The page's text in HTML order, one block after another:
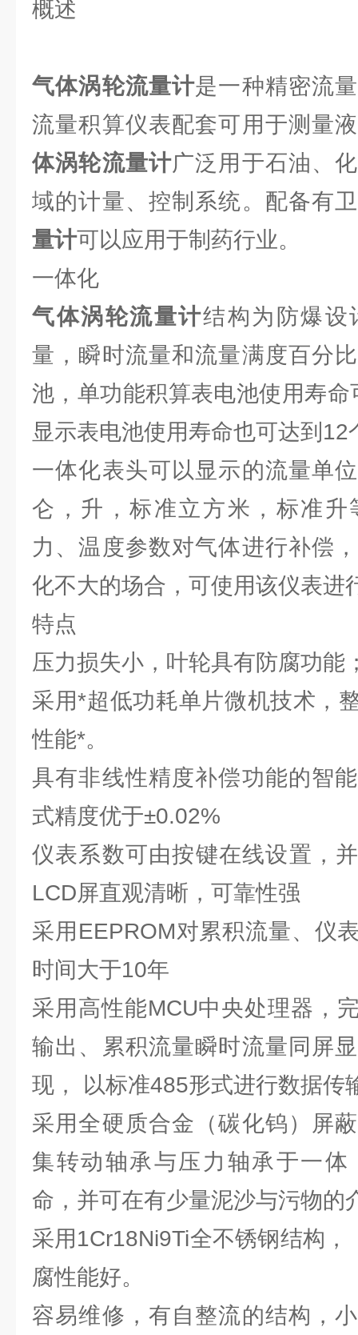
概述
气体涡轮流量计是一种精密流
流量积算仪表配套可用于测量
体涡轮流量计广泛用于石油、
域的计量、控制系统。配备有
量计可以应用于制药行业。
一体化
气体涡轮流量计结构为防爆设
量，瞬时流量和流量满度百分
池，单功能积算表电池使用寿
显示表电池使用寿命也可达到12
一体化表头可以显示的流量单
仑，升，标准立方米，标准
力、温度参数对气体进行补偿
化不大的场合，可使用该仪表进
特点
压力损失小，叶轮具有防腐功能
采用*超低功耗单片微机技术，
性能*。
具有非线性精度补偿功能的智
式精度优于±0.02%
仪表系数可由按键在线设置，
LCD屏直观清晰，可靠性强
采用EEPROM对累积流量、仪
时间大于10年
采用高性能MCU中央处理器，
输出、累积流量瞬时流量同屏
现， 以标准485形式进行数据传
采用全硬质合金（碳化钨）屏
集转动轴承与压力轴承于一
命，并可在有少量泥沙与污物的
采用1Cr18Ni9Ti全不锈钢结构
腐性能好。
容易维修，有自整流的结构，